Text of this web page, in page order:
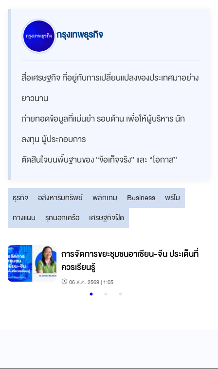
กรุงเทพธุรกิจ
สื่อเศรษฐกิจ ที่อยู่กับการเปลี่ยนแปลงของประเทศมาอย่าง
ยาวนาน
ถ่ายทอดข้อมูลที่แม่นยำ รอบด้าน เพื่อให้ผู้บริหาร นัก
ลงทุน ผู้ประกอบการ
ตัดสินใจบนพื้นฐานของ “ข้อเท็จจริง” และ “โอกาส”
ธุรกิจ อสังหาริมทรัพย์ พลิกเกม Business
พรีโม
กางแผน
รุกนอกเครือ เศรษฐกิจฝืด
การจัดการขยะชุมชนอาเซียน-จีน ประเด็นที่
ควรเรียนรู้
06 ส.ค. 2569 | 1:05